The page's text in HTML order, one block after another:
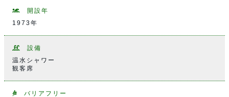
開設年
1973年
設備
温水シャワー
観客席
バリアフリー